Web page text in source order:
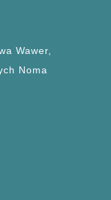
Wawer,
Noma